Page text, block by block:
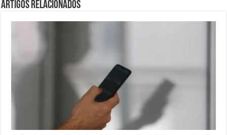
Artigos Relacionados